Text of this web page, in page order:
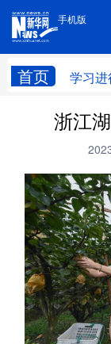
手机版
首页 学习
手机版
学习进行时
台湾
科技
文化
访谈
法律
浙江